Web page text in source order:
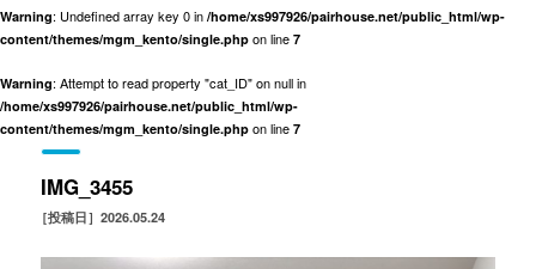
Warning: Undefined array key 0 in /home/xs997926/pairhouse.net/public_html/wp-
content/themes/mgm_kento/single.php on line 7
Warning: Attempt to read property "cat_ID" on null in
/home/xs997926/pairhouse.net/public_html/wp-
content/themes/mgm_kento/single.php on line 7
IMG_3455
［投稿日］2026.05.24